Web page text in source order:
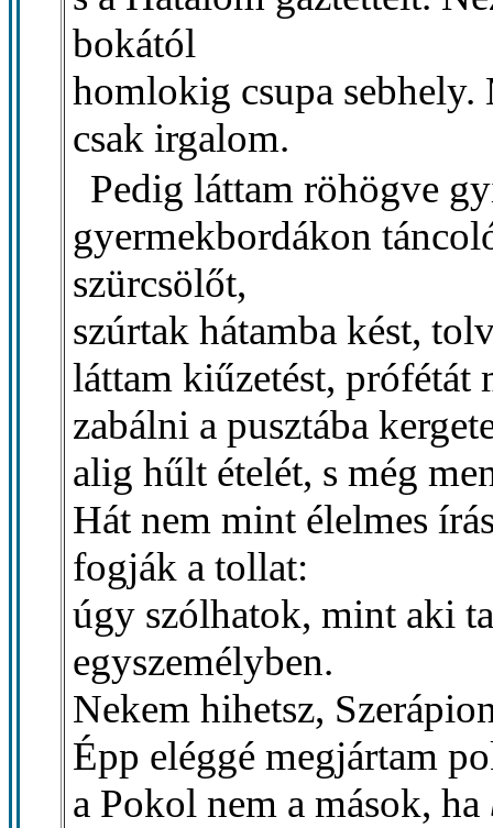
bokától
homlokig csupa sebhely.
csak irgalom.
Pedig láttam röhögve
gyermekbordákon
szürcsölőt,
szúrtak hátamba kést,
láttam kiűzetést, prófétát
zabálni a pusztába
alig hűlt ételét, s még
Hát nem mint élelmes
fogják a tollat:
úgy szólhatok, mint aki
egyszemélyben.
Nekem hihetsz,
Épp eléggé megjártam
a Pokol nem a mások, ha